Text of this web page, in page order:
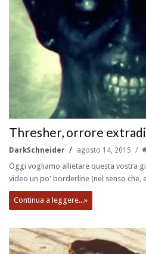
Thresher, orrore
DarkSchneider agosto 14, 2015
Oggi vogliamo allietare questa vostra
video un po' borderline (nel senso che,
Continua a leggere...»